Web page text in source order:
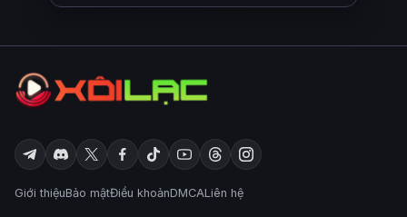
Giới thiệuBảo mậtĐiều khoảnDMCALiên hệ